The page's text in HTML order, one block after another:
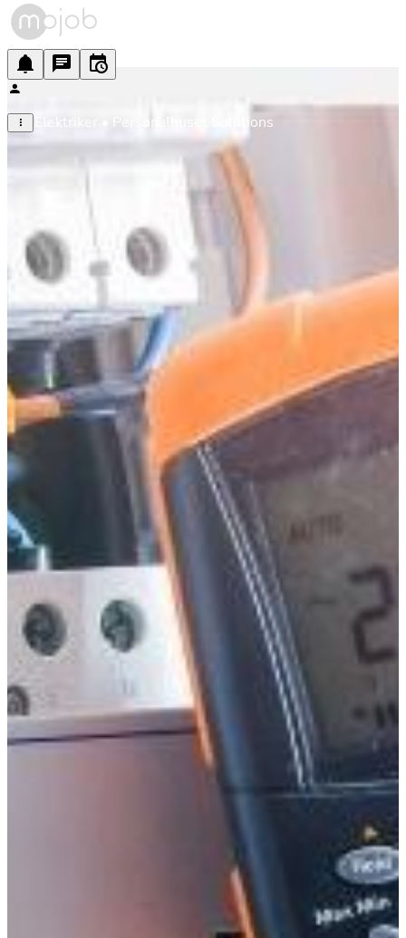
Elektriker • Personalhuset Solutions